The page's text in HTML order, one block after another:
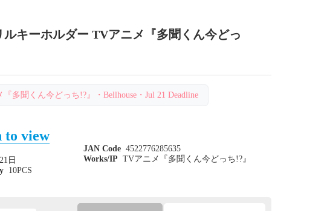
ルキーホルダー TVアニメ『多聞くん今どっ
『多聞くん今どっち!?』・Bellhouse・Jul 21 Deadline
to view
日
10PCS
JAN Code 4522776285635
Works/IP TVアニメ『多聞くん今どっち!?』